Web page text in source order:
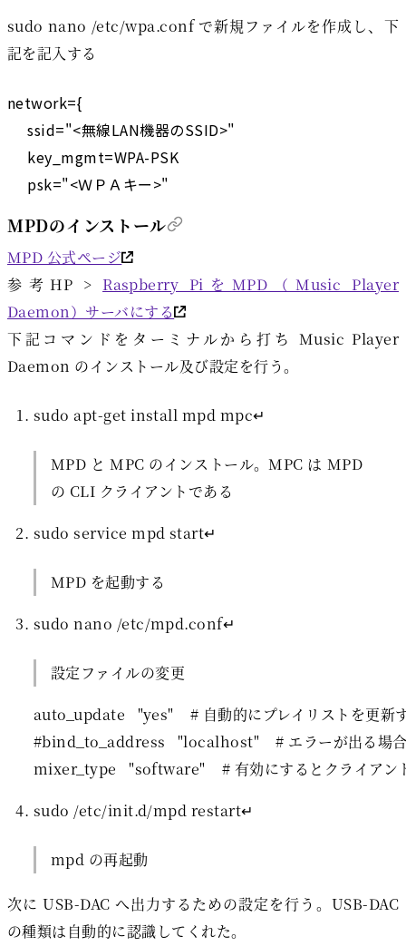
sudo nano /etc/wpa.conf で新規ファイルを作成し、下
記を記入する
network={
     ssid="<無線LAN機器のSSID>"
     key_mgmt=WPA-PSK
MPDのインストール
MPD 公式ページ
参考HP > Raspberry PiをMPD（Music Player
Daemon）サーバにする
下記コマンドをターミナルから打ち Music Player
Daemon のインストール及び設定を行う。
sudo apt-get install mpd mpc↵
MPD と MPC のインストール。MPC は MPD
の CLI クライアントである
sudo service mpd start↵
MPD を起動する
sudo nano /etc/mpd.conf↵
設定ファイルの変更
auto_update   "yes"    # 自動的にプレイリストを更新
#bind_to_address   "localhost"    # エラーが出る場
sudo /etc/init.d/mpd restart↵
mpd の再起動
次に USB-DAC へ出力するための設定を行う。USB-DAC
の種類は自動的に認識してくれた。